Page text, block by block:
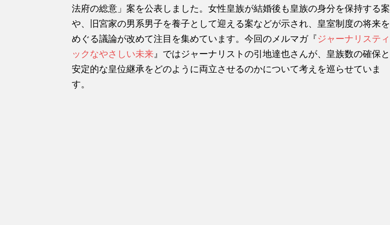
法府の総意」案を公表しました。女性皇族が結婚後も皇族の身分を保持する案
や、旧宮家の男系男子を養子として迎える案などが示され、皇室制度の将来を
めぐる議論が改めて注目を集めています。今回のメルマガ『 ジャーナリスティ
ックなやさしい未来 』ではジャーナリストの引地達也さんが、皇族数の確保と
安定的な皇位継承をどのように両立させるのかについて考えを巡らせていま
す。